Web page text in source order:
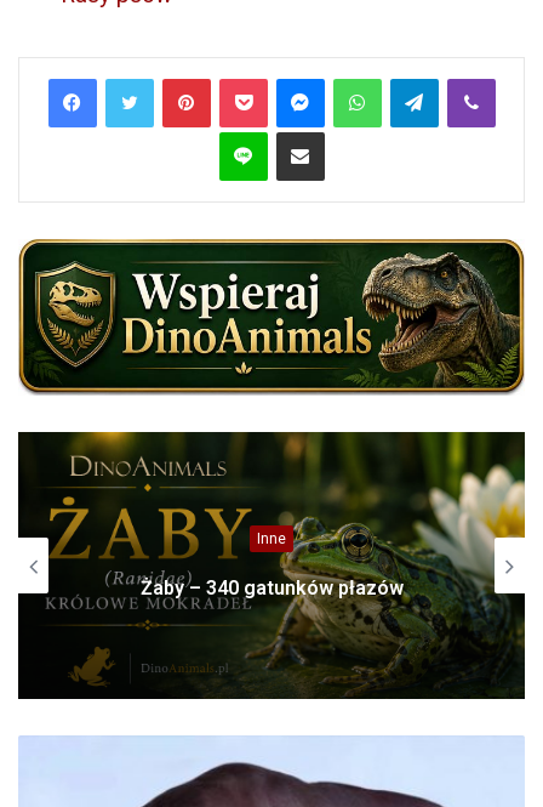
PinterestPocket MessengerWhatsAppTelegramViber
Line Share via Email
Inne
Żaby – 340 gatunków płazów